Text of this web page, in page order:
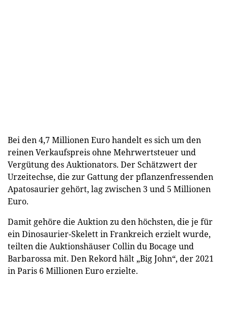
Bei den 4,7 Millionen Euro handelt es sich um den
reinen Verkaufspreis ohne Mehrwertsteuer und
Vergütung des Auktionators. Der Schätzwert der
Urzeitechse, die zur Gattung der pflanzenfressenden
Apatosaurier gehört, lag zwischen 3 und 5 Millionen
Euro.
Damit gehöre die Auktion zu den höchsten, die je für
ein Dinosaurier-Skelett in Frankreich erzielt wurde,
teilten die Auktionshäuser Collin du Bocage und
Barbarossa mit. Den Rekord hält „Big John“, der 2021
in Paris 6 Millionen Euro erzielte.